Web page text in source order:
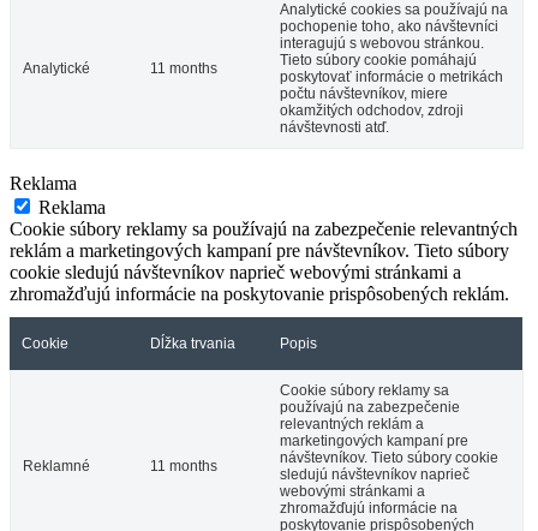
Analytické 11 months
Analytické cookies sa používajú na
pochopenie toho, ako návštevníci
interagujú s webovou stránkou.
Tieto súbory cookie pomáhajú
poskytovať informácie o metrikách
počtu návštevníkov, miere
okamžitých odchodov, zdroji
návštevnosti atď.
Reklama
Reklama
Cookie súbory reklamy sa používajú na zabezpečenie relevantných
reklám a marketingových kampaní pre návštevníkov. Tieto súbory
cookie sledujú návštevníkov naprieč webovými stránkami a
zhromažďujú informácie na poskytovanie prispôsobených reklám.
Cookie Dĺžka trvania Popis
Reklamné 11 months
Cookie súbory reklamy sa
používajú na zabezpečenie
relevantných reklám a
marketingových kampaní pre
návštevníkov. Tieto súbory cookie
sledujú návštevníkov naprieč
webovými stránkami a
zhromažďujú informácie na
poskytovanie prispôsobených